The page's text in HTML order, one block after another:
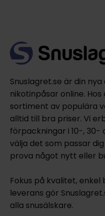
Snuslagret.se är din
nikotinpåsar online.
sortiment av populära
alltid till bra priser. Vi
förpackningar i 10-,
välja det som passar
prova något nytt eller
Fokus på kvalitet,
leverans gör
alla snusälskare.